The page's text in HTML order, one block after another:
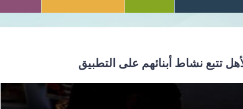
تتبع نشاط أبنائهم على التطبيق